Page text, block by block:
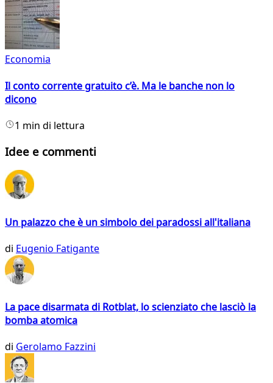
Economia
Il conto corrente gratuito c’è. Ma le banche non lo
dicono
1 min di lettura
Idee e commenti
Un palazzo che è un simbolo dei paradossi all'italiana
di Eugenio Fatigante
La pace disarmata di Rotblat, lo scienziato che lasciò la
bomba atomica
di Gerolamo Fazzini